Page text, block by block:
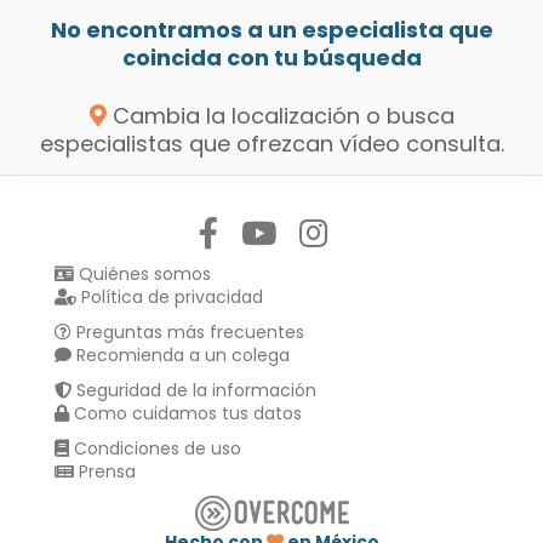
No encontramos a un especialista que
coincida con tu búsqueda
Cambia la localización o busca
especialistas que ofrezcan vídeo consulta.
Quiénes somos
Política de privacidad
Preguntas más frecuentes
Recomienda a un colega
Seguridad de la información
Como cuidamos tus datos
Condiciones de uso
Prensa